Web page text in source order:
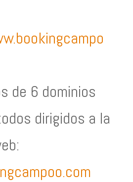
de 6 dominios
dirigidos a la